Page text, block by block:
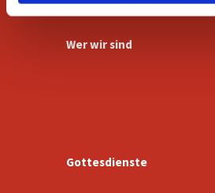
Wer wir sind
Gottesdienste